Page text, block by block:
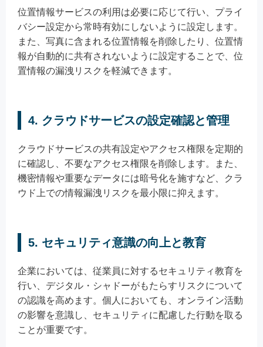
位置情報サービスの利用は必要に応じて行い、プライ
バシー設定から常時有効にしないように設定します。
また、写真に含まれる位置情報を削除したり、位置情
報が自動的に共有されないように設定することで、位
置情報の漏洩リスクを軽減できます。
4. クラウドサービスの設定確認と管理
クラウドサービスの共有設定やアクセス権限を定期的
に確認し、不要なアクセス権限を削除します。また、
機密情報や重要なデータには暗号化を施すなど、クラ
ウド上での情報漏洩リスクを最小限に抑えます。
5. セキュリティ意識の向上と教育
企業においては、従業員に対するセキュリティ教育を
行い、デジタル・シャドーがもたらすリスクについて
の認識を高めます。個人においても、オンライン活動
の影響を意識し、セキュリティに配慮した行動を取る
ことが重要です。